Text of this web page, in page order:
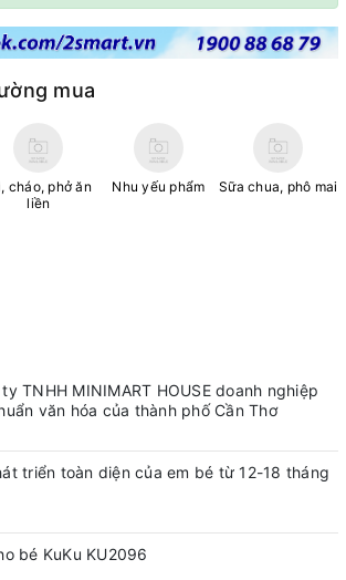
mua
cháo, phở ăn
liền
Nhu yếu phẩm Sữa chua, phô mai
TNHH MINIMART HOUSE doanh nghiệp
văn hóa của thành phố Cần Thơ
triển toàn diện của em bé từ 12-18 tháng
bé KuKu KU2096